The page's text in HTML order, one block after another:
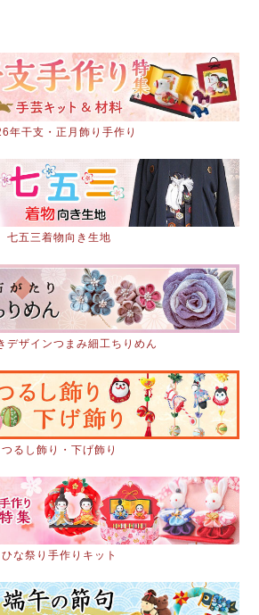
年干支・正月飾り手作り
七五三着物向き生地
デザインつまみ細工ちりめん
つるし飾り・下げ飾り
ひな祭り手作りキット